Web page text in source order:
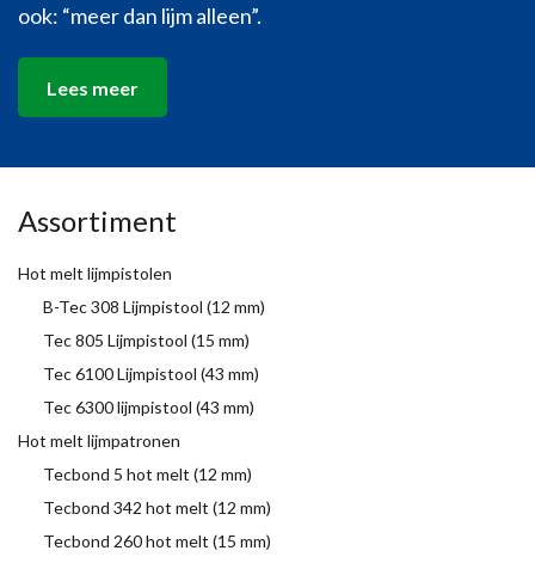
ook: “meer dan lijm alleen”.
Lees meer
Assortiment
Hot melt lijmpistolen
B-Tec 308 Lijmpistool (12 mm)
Tec 805 Lijmpistool (15 mm)
Tec 6100 Lijmpistool (43 mm)
Tec 6300 lijmpistool (43 mm)
Hot melt lijmpatronen
Tecbond 5 hot melt (12 mm)
Tecbond 342 hot melt (12 mm)
Tecbond 260 hot melt (15 mm)